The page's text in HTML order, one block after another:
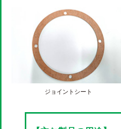
ジョイントシート